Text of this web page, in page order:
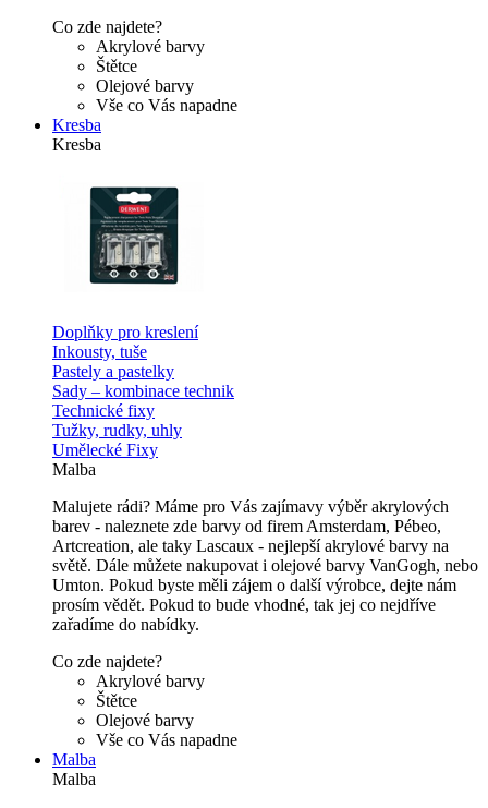
Co zde najdete?
Akrylové barvy
Štětce
Olejové barvy
Vše co Vás napadne
Kresba
Kresba
Doplňky pro kreslení
Inkousty, tuše
Pastely a pastelky
Sady – kombinace technik
Technické fixy
Tužky, rudky, uhly
Umělecké Fixy
Malba
Malujete rádi? Máme pro Vás zajímavy výběr akrylových
barev - naleznete zde barvy od firem Amsterdam, Pébeo,
Artcreation, ale taky Lascaux - nejlepší akrylové barvy na
světě. Dále můžete nakupovat i olejové barvy VanGogh, nebo
Umton. Pokud byste měli zájem o další výrobce, dejte nám
prosím vědět. Pokud to bude vhodné, tak jej co nejdříve
zařadíme do nabídky.
Co zde najdete?
Akrylové barvy
Štětce
Olejové barvy
Vše co Vás napadne
Malba
Malba